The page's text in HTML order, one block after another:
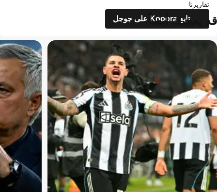
تقاريرنا
تابع Kooora على جوجل
قد يعجبك أيضاً